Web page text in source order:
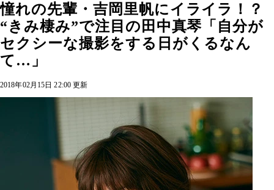
憧れの先輩・吉岡里帆にイライラ！？
“きみ棲み”で注目の田中真琴「自分が
セクシーな撮影をする日がくるなん
て…」
2018年02月15日 22:00 更新